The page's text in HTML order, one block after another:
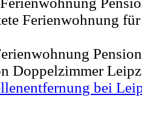
Ferienwohnung
Doppelzimmer
bei